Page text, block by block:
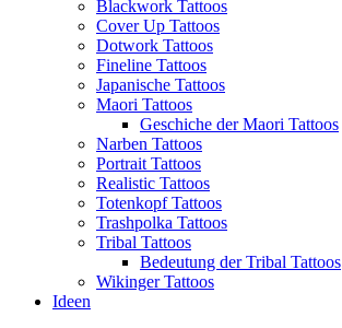
Blackwork Tattoos
Cover Up Tattoos
Dotwork Tattoos
Fineline Tattoos
Japanische Tattoos
Maori Tattoos
Geschiche der Maori Tattoos
Narben Tattoos
Portrait Tattoos
Realistic Tattoos
Totenkopf Tattoos
Trashpolka Tattoos
Tribal Tattoos
Bedeutung der Tribal Tattoos
Wikinger Tattoos
Ideen